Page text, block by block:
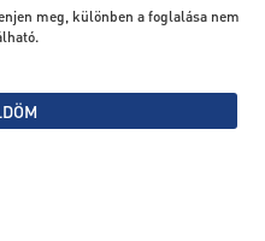
meg, különben a foglalása nem